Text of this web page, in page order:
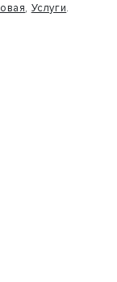
, Услуги.